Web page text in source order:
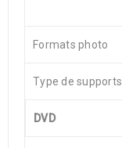
Formats photo
Type de supports
DVD